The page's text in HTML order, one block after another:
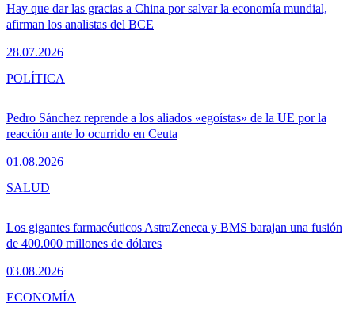
Hay que dar las gracias a China por salvar la economía mundial,
afirman los analistas del BCE
28.07.2026
Pedro Sánchez reprende a los aliados «egoístas» de la UE por la
reacción ante lo ocurrido en Ceuta
01.08.2026
POLÍTICA
Los gigantes farmacéuticos AstraZeneca y BMS barajan una fusión
de 400.000 millones de dólares
03.08.2026
SALUD
ECONOMÍA